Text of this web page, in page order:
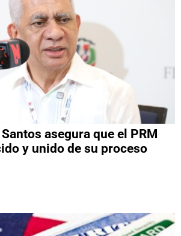
asegura que el PRM
y unido de su proceso